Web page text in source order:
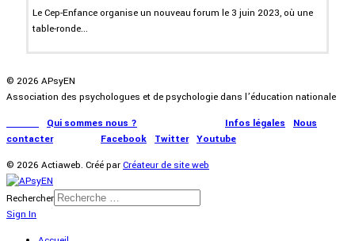
Le Cep-Enfance organise un nouveau forum le 3 juin 2023, où une
table-ronde...
© 2026 APsyEN
Association des psychologues et de psychologie dans l’éducation nationale
Qui sommes nous ? Infos légales
Nous
contacter| Facebook Twitter| Youtube
© 2026 Actiaweb. Créé parCréateur de site web
Rechercher
Sign In